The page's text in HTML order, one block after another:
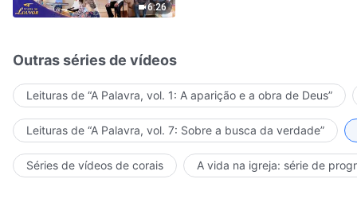
6:26
Outras séries de vídeos
Leituras de “A Palavra, vol. 1: A aparição e a obra de Deus”
Leituras de “A Palavra, vol. 7: Sobre a busca da verdade”
Séries de vídeos de corais A vida na igreja: série de